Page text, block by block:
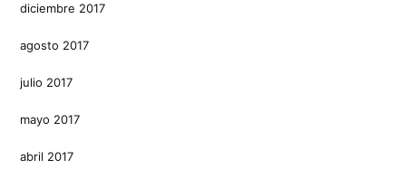
diciembre 2017
agosto 2017
julio 2017
mayo 2017
abril 2017